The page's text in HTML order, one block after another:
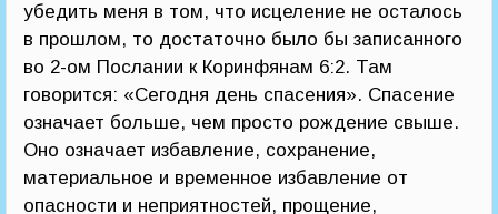
убедить меня в том, что исцеление не осталось
в прошлом, то достаточно было бы записанного
во 2-ом Послании к Коринфянам 6:2. Там
говорится: «Сегодня день спасения». Спасение
означает больше, чем просто рождение свыше.
Оно означает избавление, сохранение,
материальное и временное избавление от
опасности и неприятностей, прощение,